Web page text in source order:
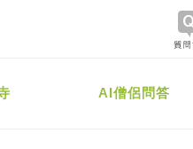
AI僧侶問答